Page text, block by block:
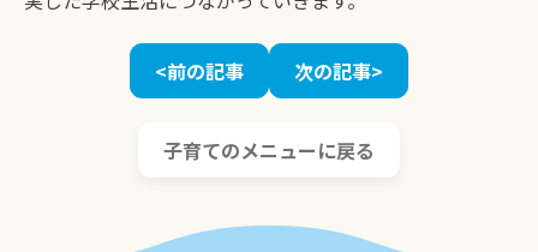
<前の記事 次の記事>
子育てのメニューに戻る